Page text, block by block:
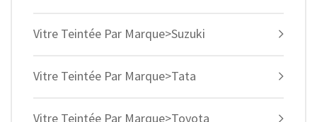
Vitre Teintée Par Marque>Suzuki
Vitre Teintée Par Marque>Tata
Vitre Teintée Par Marque>Toyota